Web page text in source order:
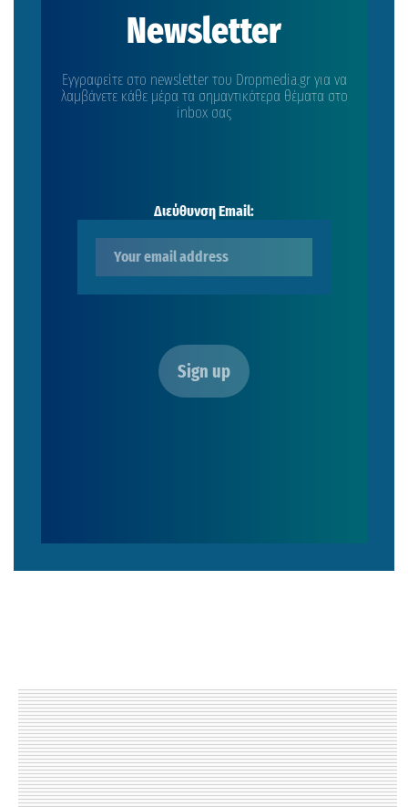
Newsletter
Εγγραφείτε στο newsletter του Dropmedia.gr για να
λαμβάνετε κάθε μέρα τα σημαντικότερα θέματα στο
inbox σας
Διεύθυνση Email: